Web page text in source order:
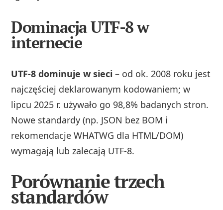
Dominacja UTF-8 w
internecie
UTF‑8 dominuje w sieci – od ok. 2008 roku jest
najczęściej deklarowanym kodowaniem; w
lipcu 2025 r. używało go 98,8% badanych stron.
Nowe standardy (np. JSON bez BOM i
rekomendacje WHATWG dla HTML/DOM)
wymagają lub zalecają UTF‑8.
Porównanie trzech
standardów